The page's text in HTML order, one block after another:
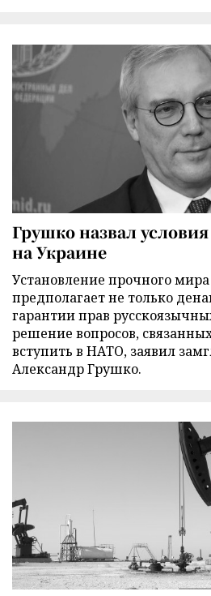
Грушко назвал
на Украине
Установление прочного
предполагает не только
гарантии прав
решение вопросов,
вступить в НАТО, заявил
Александр Грушко.